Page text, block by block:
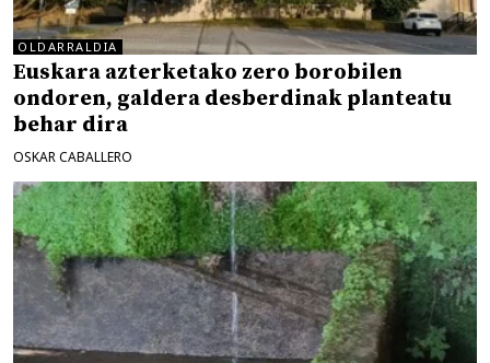
OLDARRALDIA
Euskara azterketako zero borobilen
ondoren, galdera desberdinak planteatu
behar dira
OSKAR CABALLERO